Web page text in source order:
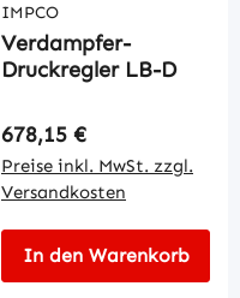
IMPCO
Verdampfer-
Druckregler LB-D
Regulärer Preis:
678,15 €
Preise inkl. MwSt. zzgl.
Versandkosten
In den Warenkorb